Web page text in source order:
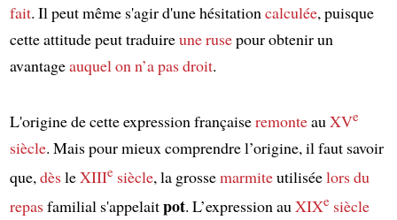
fait. Il peut même s'agir d'une hésitation calculée, puisque
cette attitude peut traduireune rusepour obtenir un
avantageauquel on n’a pas droit.
L'origine de cette expression françaiseremonteau XVe
siècle. Mais pour mieux comprendre l’origine, il faut savoir
que, dèsleXIIIesiècle, la grossemarmiteutiliséelors du
repasfamilial s'appelaitpot. L’expression au XIXesiècle